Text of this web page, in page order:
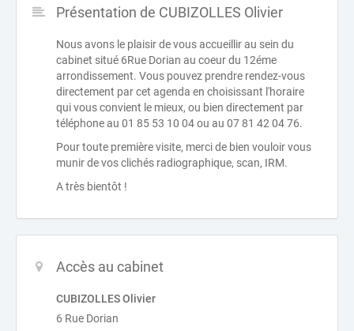
Présentation de CUBIZOLLES Olivier
Nous avons le plaisir de vous accueillir au sein du
cabinet situé 6Rue Dorian au coeur du 12éme
arrondissement. Vous pouvez prendre rendez-vous
directement par cet agenda en choisissant l'horaire
qui vous convient le mieux, ou bien directement par
téléphone au 01 85 53 10 04 ou au 07 81 42 04 76.
Pour toute première visite, merci de bien vouloir vous
munir de vos clichés radiographique, scan, IRM.
A très bientôt !
Accès au cabinet
CUBIZOLLES Olivier
6 Rue Dorian